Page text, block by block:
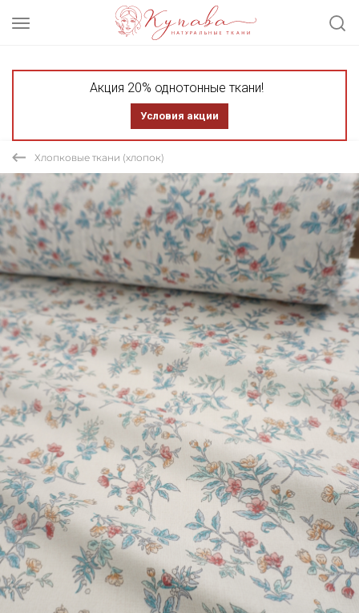
Акция 20% однотонные ткани!
Условия акции
Хлопковые ткани (хлопок)